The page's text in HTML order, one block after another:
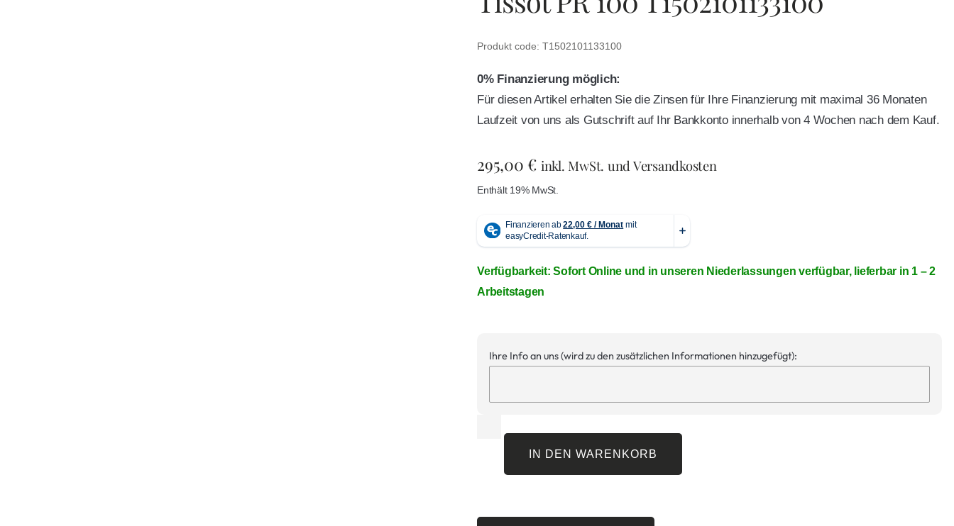
Produkt code: T1502101133100
0% Finanzierung möglich:
Für diesen Artikel erhalten Sie die Zinsen für Ihre Finanzierung mit maximal 36 Monaten
Laufzeit von uns als Gutschrift auf Ihr Bankkonto innerhalb von 4 Wochen nach dem Kauf.
295,00€ inkl. MwSt. und Versandkosten
Enthält 19% MwSt.
Verfügbarkeit: Sofort Online und in unseren Niederlassungen verfügbar, lieferbar in 1 – 2
Arbeitstagen
Ihre Info an uns (wird zu den zusätzlichen Informationen hinzugefügt):
IN DEN WARENKORB